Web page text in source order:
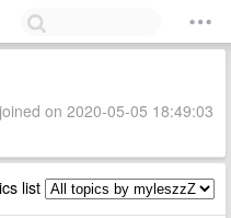
on 2020-05-05 18:49:03
list